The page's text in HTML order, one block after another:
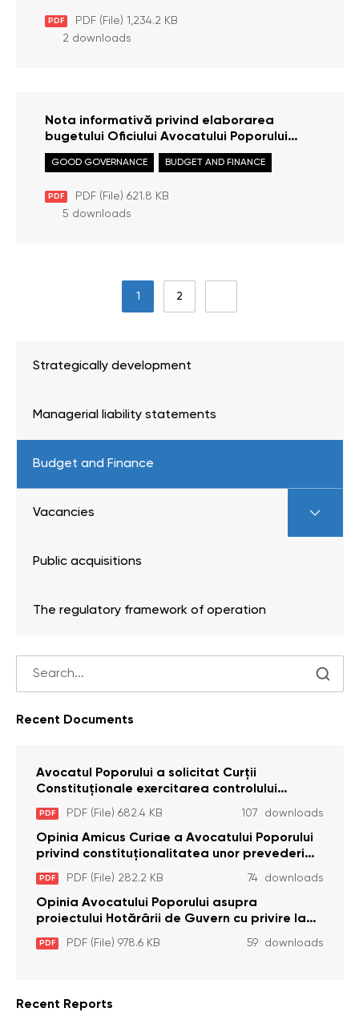
PDF
PDF (File) 1,234.2 KB
2 downloads
Nota informativă privind elaborarea
bugetului Oficiului Avocatului Poporului
pentru anul 2022
PDF PDF (File) 621.8 KB
GOOD GOVERNANCE BUDGET AND FINANCE
5 downloads
1 2
Strategically development
Managerial liability statements
Budget and Finance
Vacancies
Public acquisitions
The regulatory framework of operation
Recent Documents
Avocatul Poporului a solicitat Curţii
Constituţionale exercitarea controlului
constituţionalităţii unor prevederi cu privire la
plata alocației sociale de stat persoanelor
cu dizabilitați care sunt private de liberate
PDF PDF (File) 682.4 KB 107 downloads
Opinia Amicus Curiae a Avocatului Poporului
privind constituționalitatea unor prevederi
care interzic angajarea în organizațiile de
pază particulară a persoanelor condamnate
pentru comiterea cu intenție a unor infracțiuni
a fost luată în considerare de Curtea
Constituțională
PDF PDF (File) 282.2 KB 74 downloads
Opinia Avocatului Poporului asupra
proiectului Hotărârii de Guvern cu privire la
aprobarea proiectului de lege privind
activitatea sanitară veterinarăa
PDF PDF (File) 978.6 KB 59 downloads
Recent Reports